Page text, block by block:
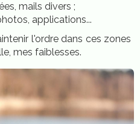
mails divers ;
applications...
l'ordre dans ces zones
mes faiblesses.